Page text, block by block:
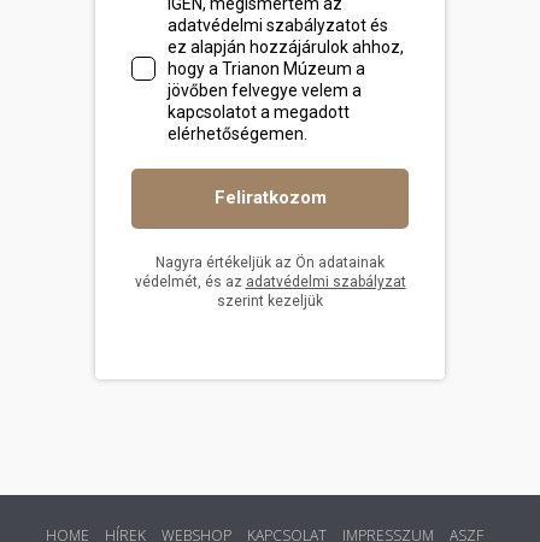
HOME HÍREK WEBSHOP KAPCSOLAT IMPRESSZUM ASZF